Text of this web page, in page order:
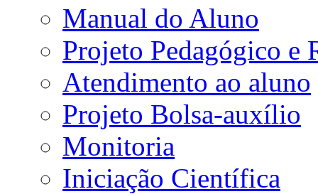
Manual do Aluno
Projeto Pedagógico e
Atendimento ao aluno
Projeto Bolsa-auxílio
Monitoria
Iniciação Científica